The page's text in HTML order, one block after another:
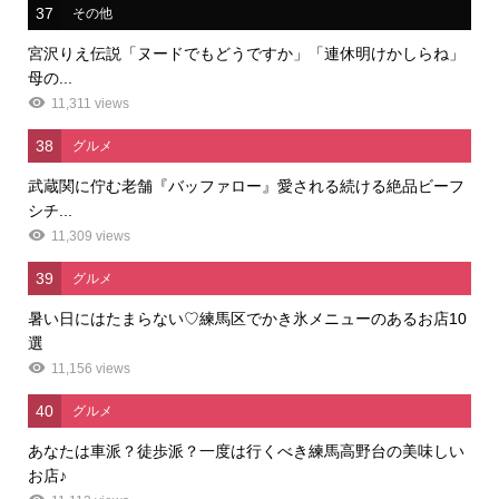
37 その他
宮沢りえ伝説「ヌードでもどうですか」「連休明けかしらね」
母の...
11,311 views
38 グルメ
武蔵関に佇む老舗『バッファロー』愛される続ける絶品ビーフ
シチ...
11,309 views
39 グルメ
暑い日にはたまらない♡練馬区でかき氷メニューのあるお店10
選
11,156 views
40 グルメ
あなたは車派？徒歩派？一度は行くべき練馬高野台の美味しい
お店♪